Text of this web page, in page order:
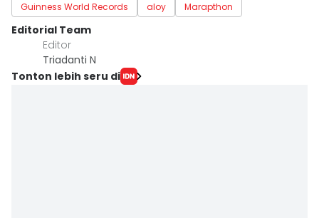
Guinness World Records aloy Marapthon
Editorial Team
Editor
Triadanti N
Tonton lebih seru di